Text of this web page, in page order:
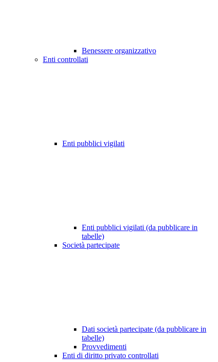
Benessere organizzativo
Enti controllati
Enti pubblici vigilati
Enti pubblici vigilati (da pubblicare in
tabelle)
Società partecipate
Dati società partecipate (da pubblicare in
tabelle)
Provvedimenti
Enti di diritto privato controllati